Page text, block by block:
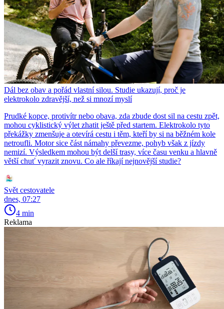
Dál bez obav a pořád vlastní silou. Studie ukazují, proč je
elektrokolo zdravější, než si mnozí myslí
Prudké kopce, protivítr nebo obava, zda zbude dost sil na cestu zpět,
mohou cyklistický výlet zhatit ještě před startem. Elektrokolo tyto
překážky zmenšuje a otevírá cestu i těm, kteří by si na běžném kole
netroufli. Motor sice část námahy převezme, pohyb však z jízdy
nemizí. Výsledkem mohou být delší trasy, více času venku a hlavně
větší chuť vyrazit znovu. Co ale říkají nejnovější studie?
Svět cestovatele
dnes, 07:27
4 min
Reklama